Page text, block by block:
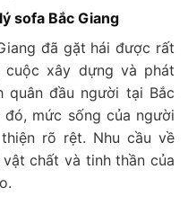
sofa Bắc Giang
đã gặt hái được rất
cuộc xây dựng và phát
quân đầu người tại Bắc
mức sống của người
rõ rệt. Nhu cầu về
chất và tinh thần của